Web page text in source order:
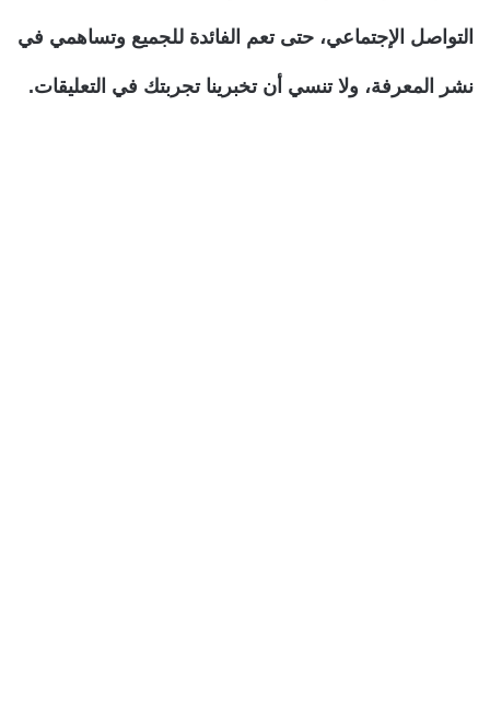
التواصل الإجتماعي، حتى تعم الفائدة للجميع وتساهمي في
نشر المعرفة، ولا تنسي أن تخبرينا تجربتك في التعليقات.